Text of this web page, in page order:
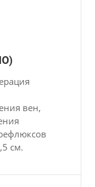
вен,
см.